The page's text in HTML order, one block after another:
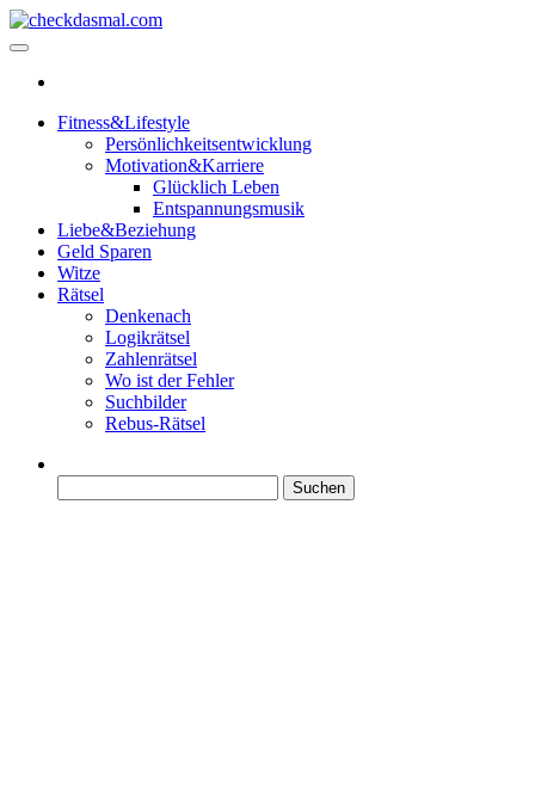
Zum
Inhalt
Fitness&Lifestyle
Persönlichkeitsentwicklung
Motivation&Karriere
Glücklich Leben
Entspannungsmusik
Liebe&Beziehung
Geld Sparen
Witze
Rätsel
Denkenach
Logikrätsel
Zahlenrätsel
Wo ist der Fehler
Suchbilder
Rebus-Rätsel
nach: